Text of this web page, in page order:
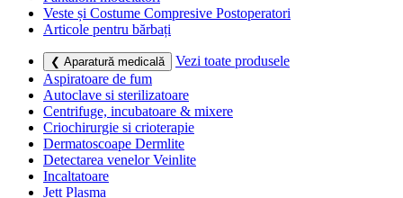
Veste și Costume Compresive Postoperatori
Articole pentru bărbați
❮ Aparatură medicală
Vezi toate produsele
Aspiratoare de fum
Autoclave si sterilizatoare
Centrifuge, incubatoare & mixere
Criochirurgie si crioterapie
Dermatoscoape Dermlite
Detectarea venelor Veinlite
Incaltatoare
Jett Plasma